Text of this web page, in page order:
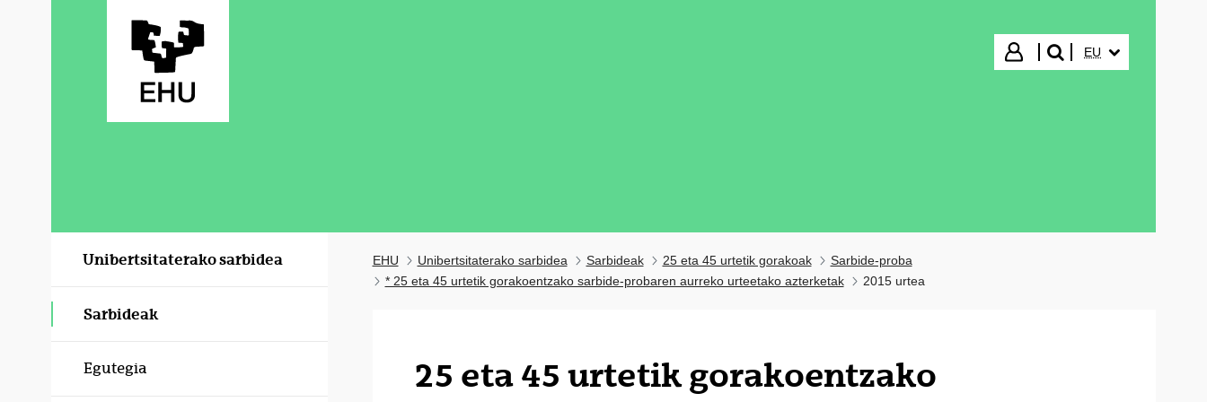
Hasi saioa
bilatu"
EU
Unibertsitaterako sarbidea
Sarbideak
Egutegia
EHU Unibertsitaterako sarbidea Sarbideak 25 eta 45 urtetik gorakoak
Sarbide-proba
* 25 eta 45 urtetik gorakoentzako sarbide-probaren aurreko urteetako azterketak
2015 urtea
25 eta 45 urtetik gorakoentzako